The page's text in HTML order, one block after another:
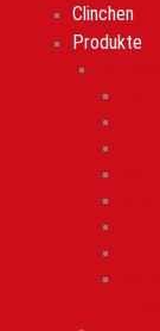
Clinchen
Produkte